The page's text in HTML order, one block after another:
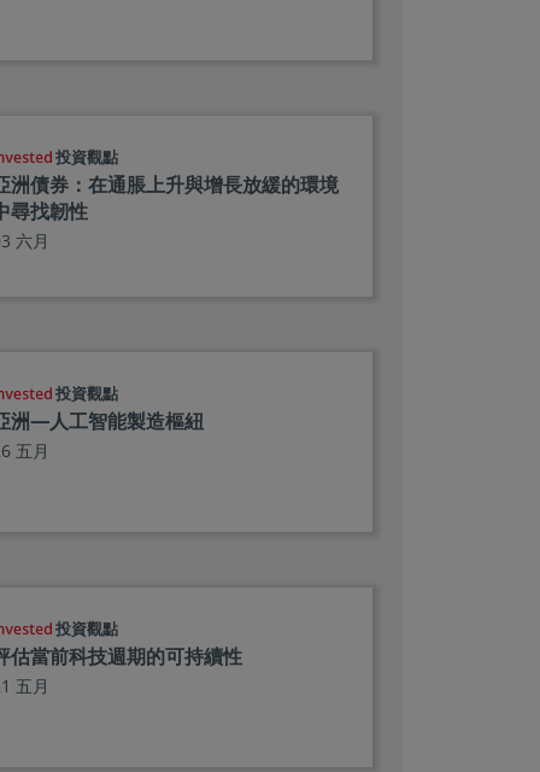
投資觀點
洲債券：在通脹上升與增長放緩的環境
尋找韌性
六月
投資觀點
洲—人工智能製造樞紐
五月
投資觀點
估當前科技週期的可持續性
五月